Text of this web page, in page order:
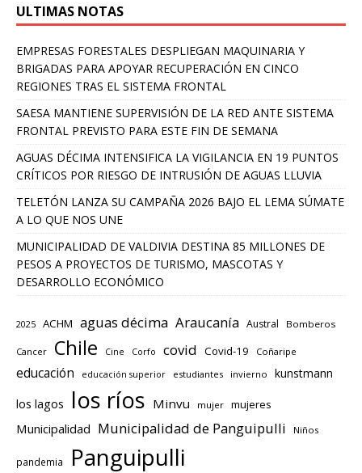
ULTIMAS NOTAS
EMPRESAS FORESTALES DESPLIEGAN MAQUINARIA Y
BRIGADAS PARA APOYAR RECUPERACIÓN EN CINCO
REGIONES TRAS EL SISTEMA FRONTAL
SAESA MANTIENE SUPERVISIÓN DE LA RED ANTE SISTEMA
FRONTAL PREVISTO PARA ESTE FIN DE SEMANA
AGUAS DÉCIMA INTENSIFICA LA VIGILANCIA EN 19 PUNTOS
CRÍTICOS POR RIESGO DE INTRUSIÓN DE AGUAS LLUVIA
TELETÓN LANZA SU CAMPAÑA 2026 BAJO EL LEMA SÚMATE
A LO QUE NOS UNE
MUNICIPALIDAD DE VALDIVIA DESTINA 85 MILLONES DE
PESOS A PROYECTOS DE TURISMO, MASCOTAS Y
DESARROLLO ECONÓMICO
2025 ACHM aguas décima Araucanía Austral Bomberos
Cancer Chile Cine Corfo covid Covid-19 Coñaripe
educación educación superior estudiantes invierno kunstmann
los lagos los ríos Minvu mujer mujeres
Municipalidad Municipalidad de Panguipulli Niños
pandemia Panguipulli